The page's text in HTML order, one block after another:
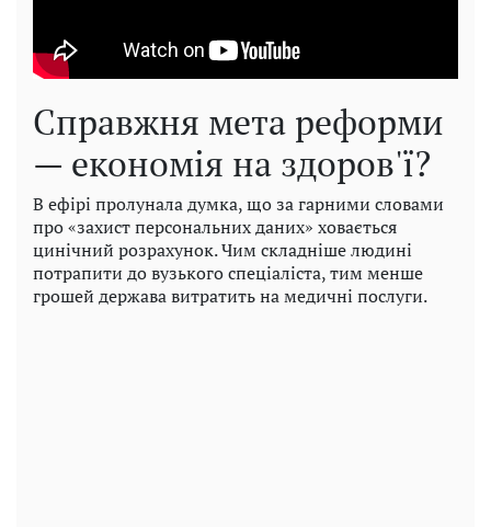
Справжня мета реформи
— економія на здоров'ї?
В ефірі пролунала думка, що за гарними словами
про «захист персональних даних» ховається
цинічний розрахунок. Чим складніше людині
потрапити до вузького спеціаліста, тим менше
грошей держава витратить на медичні послуги.